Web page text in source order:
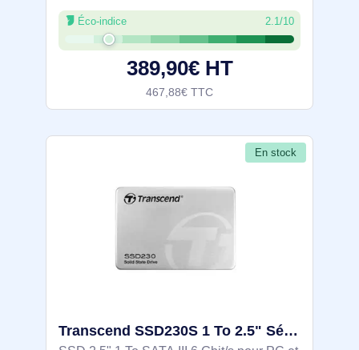
accélérer le démarrage, les chargements
et les transferts. Lecture jusqu’à 5000 Mo/s
et écriture jusqu’à 4200 Mo/s grâce à
Éco-indice 2.1/10
389,90€ HT
467,88€ TTC
En stock
Transcend SSD230S 1 To 2.5" Série ATA III 3D NAND - TS1TSSD230S